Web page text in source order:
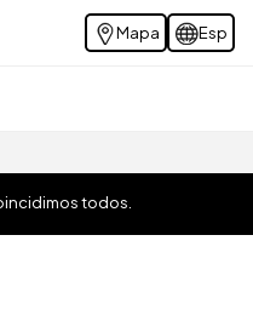
Mapa Esp
todos.